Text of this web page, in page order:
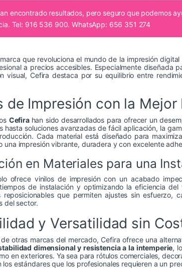
encontrado resultados, pero seguro que podemos
Tel: 916 536 900. WhatsApp: 656 351 274
que revoluciona el mundo de la impresión
a precios accesibles. Especialmente diseñada
visual, Cefira destaca por su equilibrio entre
de Impresión con la
Cefira han sido desarrollados para ofrecer un
hasta soluciones avanzadas de fácil aplicación, la
Cada material está diseñado para
una impresión vibrante, duradera y con excelente
en Materiales para una
ofrece vinilos de impresión con un acabado
de instalación y optimizando la eficiencia
reposicionables que permiten ajustes sin
del sector.
y Versatilidad sin
otras marcas del mercado, Cefira ofrece una
dimensional y resistencia a la intemperie,
en exteriores. Ya sea para rótulos comerciales,
los estándares que los profesionales requieren a un